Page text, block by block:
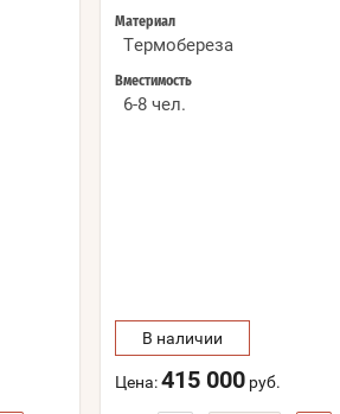
Материал
Термобереза
Вместимость
6-8 чел.
В наличии
Цена:415 000 руб.